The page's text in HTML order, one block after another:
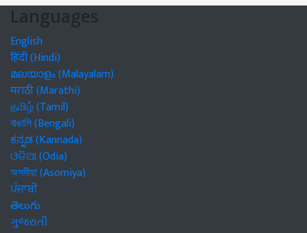
Languages
English
हिंदी (Hindi)
മലയാളം (Malayalam)
मराठी (Marathi)
தமிழ் (Tamil)
বাঙালি (Bengali)
ಕನ್ನಡ (Kannada)
ଓଡିଆ (Odia)
অসমীয়া (Asomiya)
ਪੰਜਾਬੀ
తెలుగు
ગુજરાતી